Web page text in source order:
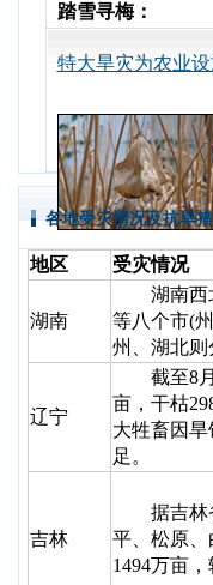
踏雪寻梅：
特大旱灾为农业
各地受灾情况及抗旱
地区 受灾情况
湖南
湖南西北
等八个市(
州、湖北则
辽宁
截至8月
亩，干枯
大牲畜因
足。
吉林
据吉林省
平、松原、
1494万亩